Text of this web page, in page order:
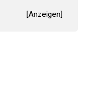
[Anzeigen]